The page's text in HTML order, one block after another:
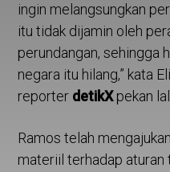
ingin melangsungkan
itu tidak dijamin oleh
perundangan, sehingga
negara itu hilang,” kata
reporter detikXpekan
Ramos telah
materiil terhadap